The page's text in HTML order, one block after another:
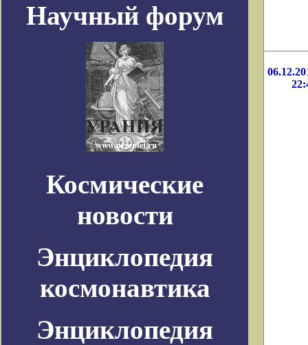
Научный форум
Космические
новости
Энциклопедия
космонавтика
Энциклопедия